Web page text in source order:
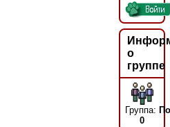
о
группе
Группа:
0